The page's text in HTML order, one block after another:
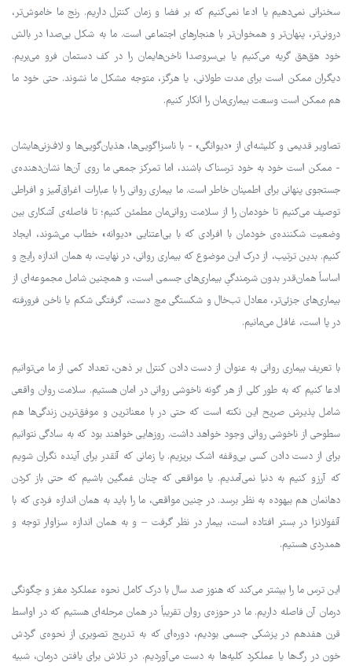
سخنرانی نمی‌دهیم یا ادعا نمی‌کنیم که بر فضا و زمان کنترل داریم. رنج ما خاموش‌تر،
درونی‌تر، پنهان‌تر و همخوان‌تر با هنجارهای اجتماعی است. ما به شکل بی‌صدا در بالش
خود هق‌هق گریه می‌کنیم یا بی‌سروصدا ناخن‌هایمان را در کف دستمان فرو می‌بریم.
دیگران ممکن است برای مدت طولانی، یا هرگز، متوجه مشکل ما نشوند. حتی خود ما
هم ممکن است وسعت بیماری‌مان را انکار کنیم.
تصاویر قدیمی و کلیشه‌ای از «دیوانگی» - با ناسزاگویی‌ها، هذیان‌گویی‌ها و لاف‌زنی‌هایشان
- ممکن است خود به خود ترسناک باشند، اما تمرکز جمعی ما روی آن‌ها نشان‌دهنده‌ی
جستجوی پنهانی برای اطمینان خاطر است. ما بیماری روانی را با عبارات اغراق‌آمیز و افراطی
توصیف می‌کنیم تا خودمان را از سلامت روانی‌مان مطمئن کنیم؛ تا فاصله‌ی آشکاری بین
وضعیت شکننده‌ی خودمان با افرادی که با بی‌اعتنایی «دیوانه» خطاب می‌شوند، ایجاد
کنیم. بدین ترتیب، از درک این موضوع که بیماری روانی، در نهایت، به همان اندازه رایج و
اساساً همان‌قدر بدون شرمندگیِ بیماری‌های جسمی است، و همچنین شامل مجموعه‌ای از
بیماری‌های جزئی‌تر، معادل تب‌خال و شکستگی مچ دست، گرفتگی شکم یا ناخن فرو‌رفته
در پا است، غافل می‌مانیم.
با تعریف بیماری روانی به عنوان از دست دادن کنترل بر ذهن، تعداد کمی از ما می‌توانیم
ادعا کنیم که به طور کلی از هر گونه ناخوشی روانی در امان هستیم. سلامت روان واقعی
شامل پذیرش صریح این نکته است که حتی در با معناترین و موفق‌ترین زندگی‌ها هم
سطوحی از ناخوشی روانی وجود خواهد داشت. روزهایی خواهند بود که به سادگی نتوانیم
برای از دست دادن کسی بی‌وقفه اشک بریزیم. یا زمانی که آنقدر برای آینده نگران شویم
که آرزو کنیم به دنیا نمی‌آمدیم. یا مواقعی که چنان غمگین باشیم که حتی باز کردن
دهانمان هم بیهوده به نظر برسد. در چنین مواقعی، ما را باید به همان اندازه فردی که با
آنفولانزا در بستر افتاده است، بیمار در نظر گرفت – و به همان اندازه سزاوار توجه و
همدردی هستیم.
این ترس ما را بیشتر می‌کند که هنوز صد سال با درک کامل نحوه عملکرد مغز و چگونگی
درمان آن فاصله داریم. ما در حوزه‌ی روان تقریباً در همان مرحله‌ای هستیم که در اواسط
قرن هفدهم در پزشکی جسمی بودیم، دوره‌ای که به تدریج تصویری از نحوه‌ی گردش
خون در رگ‌ها یا عملکرد کلیه‌ها به دست می‌آوردیم. در تلاش برای یافتن درمان، شبیه